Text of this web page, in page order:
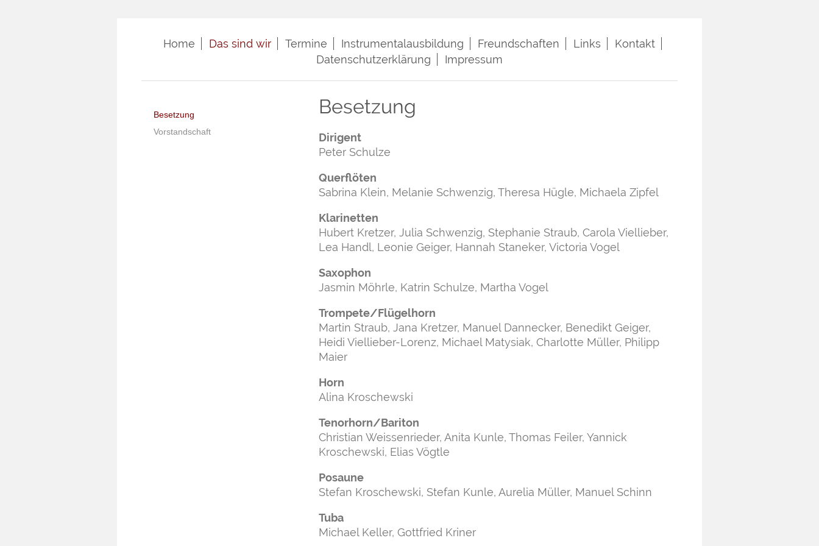
Home Das sind wir Termine Instrumentalausbildung Freundschaften Links
Kontakt
Datenschutzerklärung
Impressum
Besetzung
Dirigent
Peter Schulze
Querflöten
Sabrina Klein, Melanie Schwenzig, Theresa Hügle, Michaela Zipfel
Klarinetten
Hubert Kretzer, Julia Schwenzig, Stephanie Straub, Carola Viellieber,
Lea Handl, Leonie Geiger, Hannah Staneker, Victoria Vogel
Saxophon
Jasmin Möhrle, Katrin Schulze, Martha Vogel
Trompete/Flügelhorn
Martin Straub, Jana Kretzer, Manuel Dannecker, Benedikt Geiger,
Heidi Viellieber-Lorenz, Michael Matysiak, Charlotte Müller, Philipp
Maier
Horn
Alina Kroschewski
Tenorhorn/Bariton
Christian Weissenrieder, Anita Kunle, Thomas Feiler, Yannick
Kroschewski, Elias Vögtle
Posaune
Stefan Kroschewski, Stefan Kunle, Aurelia Müller, Manuel Schinn
Tuba
Michael Keller, Gottfried Kriner
Besetzung
Vorstandschaft